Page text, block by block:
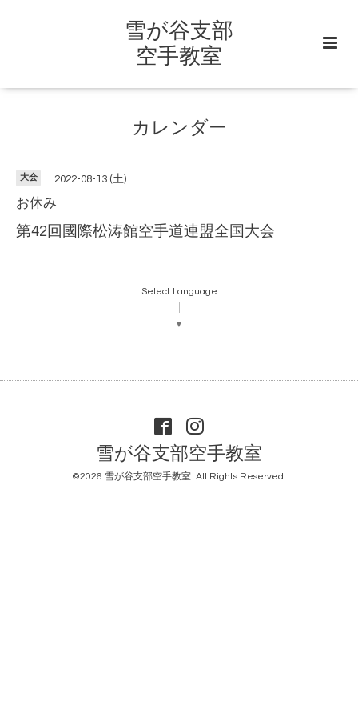
雪が谷支部
空手教室
カレンダー
大会 2022-08-13 (土)
お休み
第42回國際松涛館空手道連盟全国大会
Select Language
▼
雪が谷支部空手教室
©2026 雪が谷支部空手教室. All Rights Reserved.